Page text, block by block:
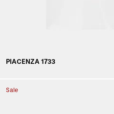
PIACENZA 1733
Sale